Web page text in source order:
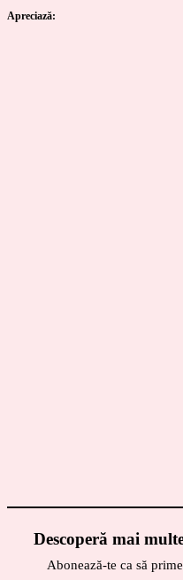
Apreciază:
Descoperă mai
Abonează-te ca să